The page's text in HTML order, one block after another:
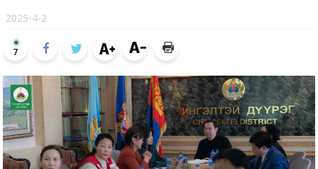
2025-4-2
7